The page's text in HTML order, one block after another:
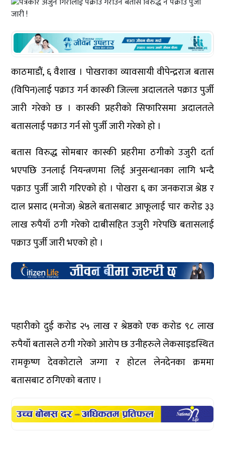
काठमाडौं, ६ वैशाख । पोखराका व्यावसायी वीपेन्द्रराज बतास
(विपिन)लाई पक्राउ गर्न कास्की जिल्ला अदालतले पक्राउ पुर्जी
जारी गरेको छ । कास्की प्रहरीको सिफारिसमा अदालतले
बतासलाई पक्राउ गर्न सो पुर्जी जारी गरेको हो ।
बतास विरुद्ध सोमबार कास्की प्रहरीमा ठगीको उजुरी दर्ता
भएपछि उनलाई नियन्त्रणमा लिई अनुसन्धानका लागि भन्दै
पक्राउ पुर्जी जारी गरिएको हो । पोखरा ६ का जनकराज श्रेष्ठ र
दाल प्रसाद (मनोज) श्रेष्ठले बतासबाट आफूलाई चार करोड ३३
लाख रुपैयाँ ठगी गरेको दाबीसहित उजुरी गरेपछि बतासलाई
पक्राउ पुर्जी जारी भएको हो ।
पहारीको दुई करोड २५ लाख र श्रेष्ठको एक करोड ९८ लाख
रुपैयाँ बतासले ठगी गरेको आरोप छ उनीहरुले लेकसाइडस्थित
रामकृष्ण देवकोटाले जग्गा र होटल लेनदेनका क्रममा
बतासबाट ठगिएको बताए ।